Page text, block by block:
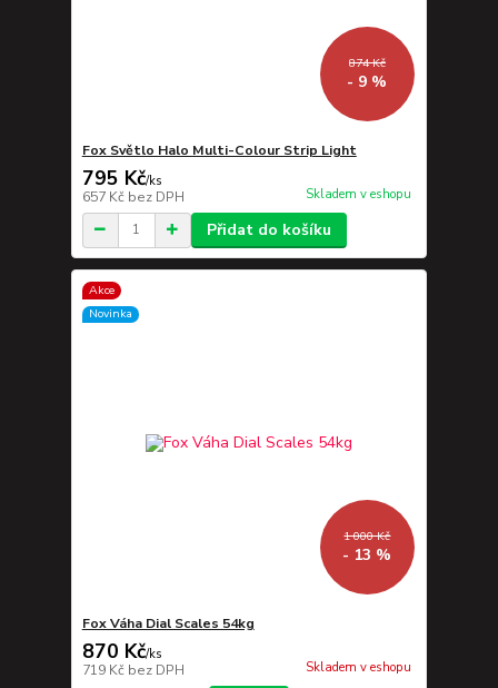
874 Kč
- 9 %
Fox Světlo Halo Multi-Colour Strip Light
795 Kč/ks
657 Kč bez DPH Skladem v eshopu
Přidat do košíku
Akce
Novinka
1 000 Kč
- 13 %
Fox Váha Dial Scales 54kg
870 Kč/ks
719 Kč bez DPH Skladem v eshopu